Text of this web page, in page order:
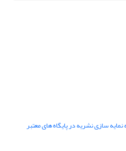
نمایه سازی نشریه در پایگاه های معتبر